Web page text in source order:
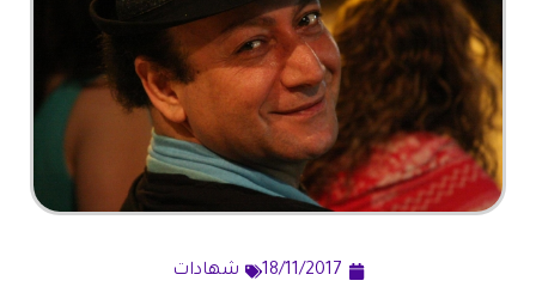
18/11/2017 شهادات